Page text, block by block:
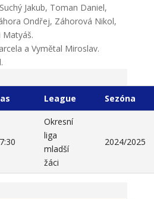
Jakub, Toman Daniel,
Ondřej, Záhorová Nikol,
Matyáš.
a Vymětal Miroslav.
League Sezóna
Okresní
liga
mladší
žáci
2024/2025